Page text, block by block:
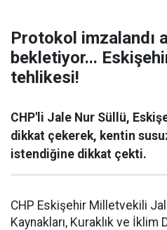
Protokol imzalandı
bekletiyor...
tehlikesi!
CHP'li Jale Nur Süllü,
dikkat çekerek, kentin
istendiğine dikkat çekti.
CHP Eskişehir Milletvekili
Kaynakları, Kuraklık ve